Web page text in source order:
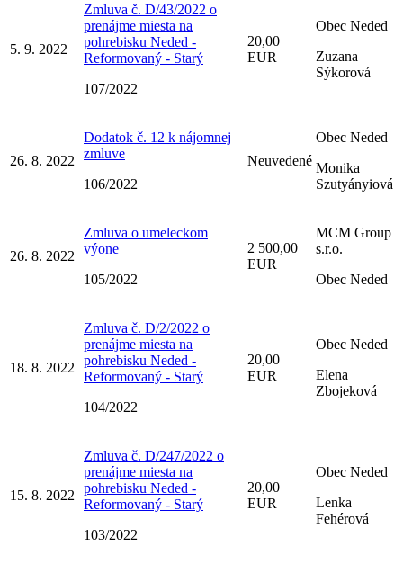
5. 9. 2022
Zmluva č. D/43/2022 o
prenájme miesta na
pohrebisku Neded -
Reformovaný - Starý
107/2022
20,00
EUR
Obec Neded
Zuzana
Sýkorová
26. 8. 2022
Dodatok č. 12 k nájomnej
zmluve
106/2022
Neuvedené
Obec Neded
Monika
Szutyányiová
26. 8. 2022
Zmluva o umeleckom
výone
105/2022
2 500,00
EUR
MCM Group
s.r.o.
Obec Neded
18. 8. 2022
Zmluva č. D/2/2022 o
prenájme miesta na
pohrebisku Neded -
Reformovaný - Starý
104/2022
20,00
EUR
Obec Neded
Elena
Zbojeková
15. 8. 2022
Zmluva č. D/247/2022 o
prenájme miesta na
pohrebisku Neded -
Reformovaný - Starý
103/2022
20,00
EUR
Obec Neded
Lenka
Fehérová